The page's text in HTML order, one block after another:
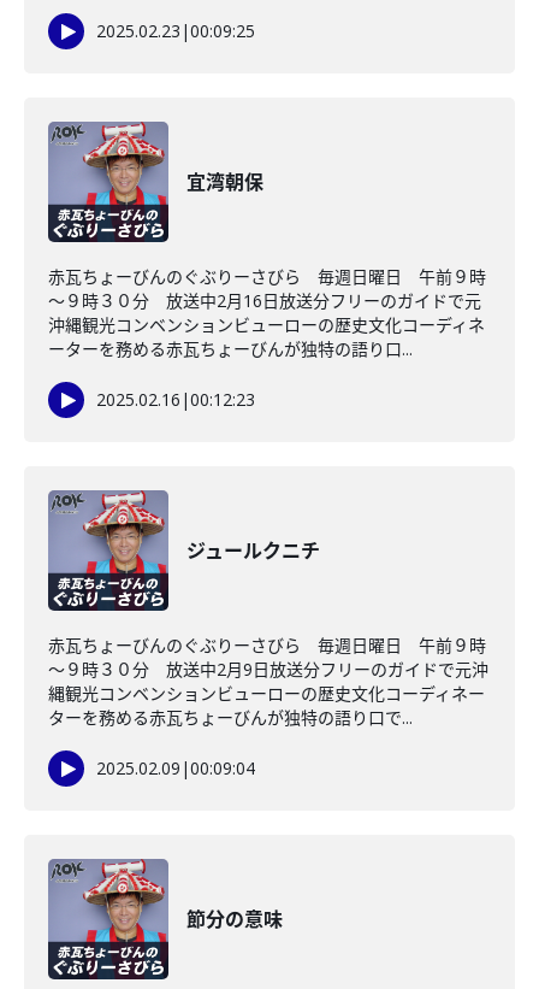
2025.02.23 |00:09:25
宜湾朝保
赤瓦ちょーびんのぐぶりーさびら 毎週日曜日 午前９時
～９時３０分 放送中2月16日放送分フリーのガイドで元
沖縄観光コンベンションビューローの歴史文化コーディネ
ーターを務める赤瓦ちょーびんが独特の語り口...
2025.02.16 |00:12:23
ジュールクニチ
赤瓦ちょーびんのぐぶりーさびら 毎週日曜日 午前９時
～９時３０分 放送中2月9日放送分フリーのガイドで元沖
縄観光コンベンションビューローの歴史文化コーディネー
ターを務める赤瓦ちょーびんが独特の語り口で...
2025.02.09 |00:09:04
節分の意味